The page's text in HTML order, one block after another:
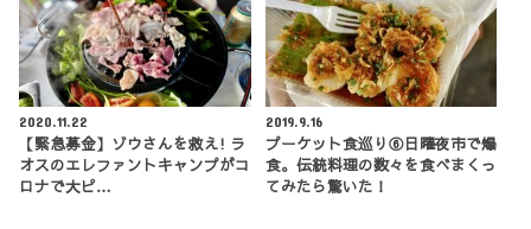
2020.11.22
【緊急募金】ゾウさんを救え! ラ
オスのエレファントキャンプがコ
ロナで大ピ…
2019.9.16
プーケット食巡り⑥日曜夜市で爆
食。伝統料理の数々を食べまくっ
てみたら驚いた！